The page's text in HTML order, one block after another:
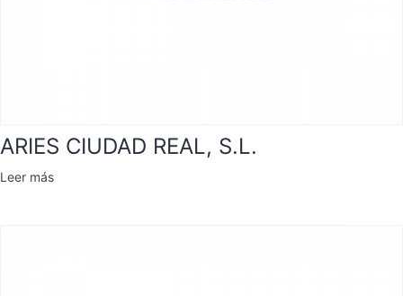
ARIES CIUDAD REAL, S.L.
Leer más